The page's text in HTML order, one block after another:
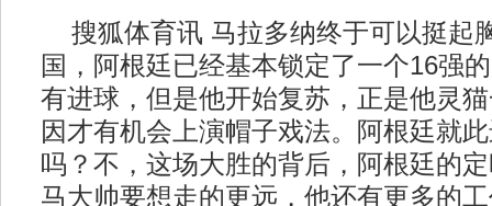
搜狐体育讯 马拉多纳终于可以挺起
国，阿根廷已经基本锁定了一个16强
有进球，但是他开始复苏，正是他灵
因才有机会上演帽子戏法。阿根廷就
吗？不，这场大胜的背后，阿根廷的
马大帅要想走的更远，他还有更多的